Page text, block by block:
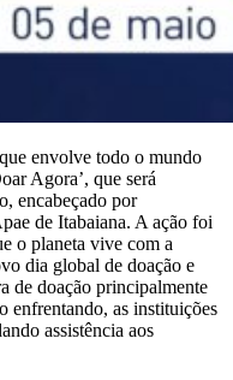
envolve todo o mundo
Agora’, que será
encabeçado por
de Itabaiana. A ação foi
o planeta vive com a
dia global de doação e
de doação principalmente
enfrentando, as instituições
assistência aos